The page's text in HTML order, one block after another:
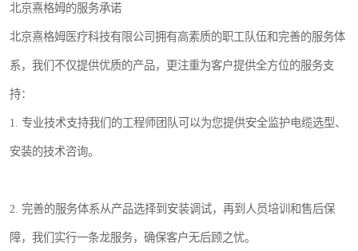
北京熹格姆的服务承诺
北京熹格姆医疗科技有限公司拥有高素质的职工队伍和完善的服务体
系，我们不仅提供优质的产品，更注重为客户提供全方位的服务支
持：
1. 专业技术支持我们的工程师团队可以为您提供安全监护电缆选型、
安装的技术咨询。
2. 完善的服务体系从产品选择到安装调试，再到人员培训和售后保
障，我们实行一条龙服务，确保客户无后顾之忧。